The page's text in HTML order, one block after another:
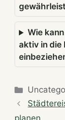
Wie
aktiv in die